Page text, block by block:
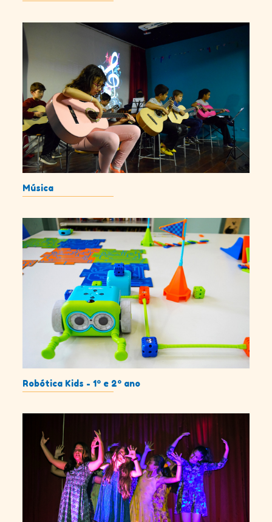
Música
Robótica Kids - 1º e 2º ano